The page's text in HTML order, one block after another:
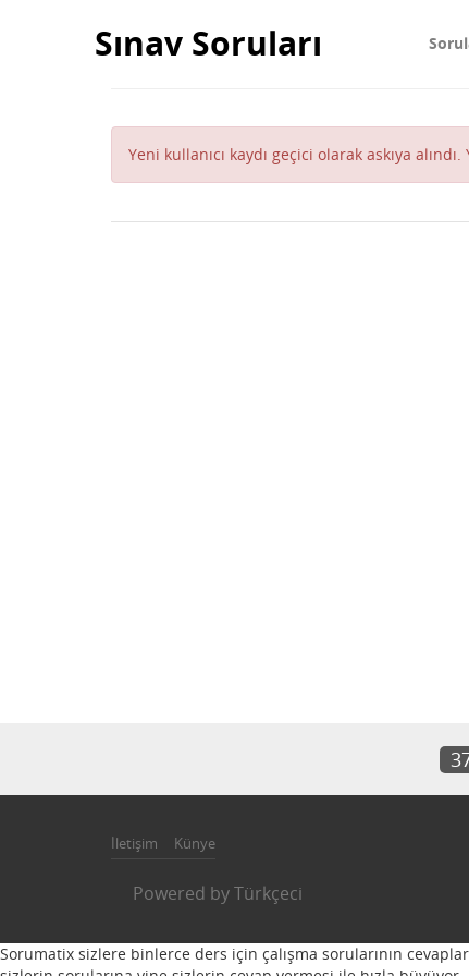
Sınav Soruları
Yeni kullanıcı kaydı geçici olarak askıya
İletişim Künye
Powered byTürkçeci
Sorumatix sizlere binlerce ders için çalışma sorularının